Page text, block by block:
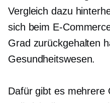
Vergleich dazu
sich beim E-
Grad zurückgehalten
Gesundheitswesen.
Dafür gibt es mehrere